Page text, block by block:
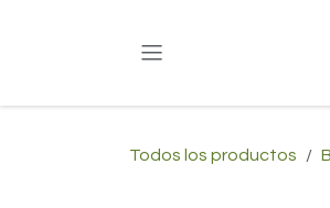
Todos los productos